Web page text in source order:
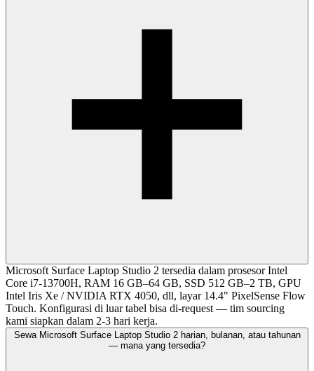
Microsoft Surface Laptop Studio 2 tersedia dalam prosesor Intel
Core i7-13700H, RAM 16 GB–64 GB, SSD 512 GB–2 TB, GPU
Intel Iris Xe / NVIDIA RTX 4050, dll, layar 14.4" PixelSense Flow
Touch. Konfigurasi di luar tabel bisa di-request — tim sourcing
kami siapkan dalam 2-3 hari kerja.
Sewa Microsoft Surface Laptop Studio 2 harian, bulanan, atau tahunan
— mana yang tersedia?